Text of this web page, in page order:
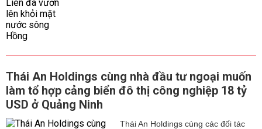
Thái An Holdings cùng nhà đầu tư ngoại muốn
làm tổ hợp cảng biển đô thị công nghiệp 18 tỷ
USD ở Quảng Ninh
Thái An Holdings cùng các đối tác